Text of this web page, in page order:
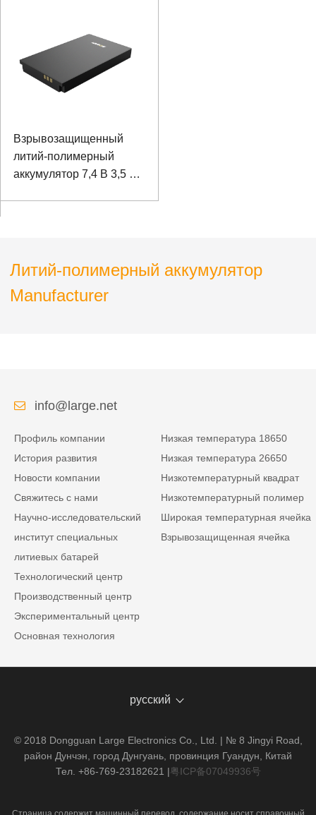
Взрывозащищенный
литий-полимерный
аккумулятор 7,4 В 3,5 Ач
Литий-полимерный аккумулятор
Manufacturer
info@large.net
Профиль компании
История развития
Новости компании
Свяжитесь с нами
Научно-исследовательский
институт специальных
литиевых батарей
Технологический центр
Производственный центр
Экспериментальный центр
Основная технология
Низкая температура 18650
Низкая температура 26650
Низкотемпературный квадрат
Низкотемпературный полимер
Широкая температурная ячейка
Взрывозащищенная ячейка
русский
© 2018 Dongguan Large Electronics Co., Ltd. | № 8 Jingyi Road,
район Дунчэн, город Дунгуань, провинция Гуандун, Китай
Тел. +86-769-23182621 |粤ICP备07049936号